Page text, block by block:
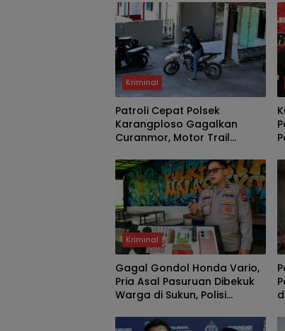
Kriminal
Patroli Cepat Polsek
Karangploso Gagalkan
Curanmor, Motor Trail
Hitungan Jam
Kriminal
Gagal Gondol Honda Vario,
Pria Asal Pasuruan Dibekuk
Warga di Sukun, Polisi
Kunci T